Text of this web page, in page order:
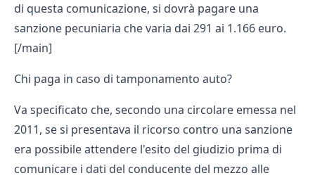
di questa comunicazione, si dovrà pagare una
sanzione pecuniaria che varia dai 291 ai 1.166 euro.
[/main]
Chi paga in caso di tamponamento auto?
Va specificato che, secondo una circolare emessa nel
2011, se si presentava il ricorso contro una sanzione
era possibile attendere l'esito del giudizio prima di
comunicare i dati del conducente del mezzo alle